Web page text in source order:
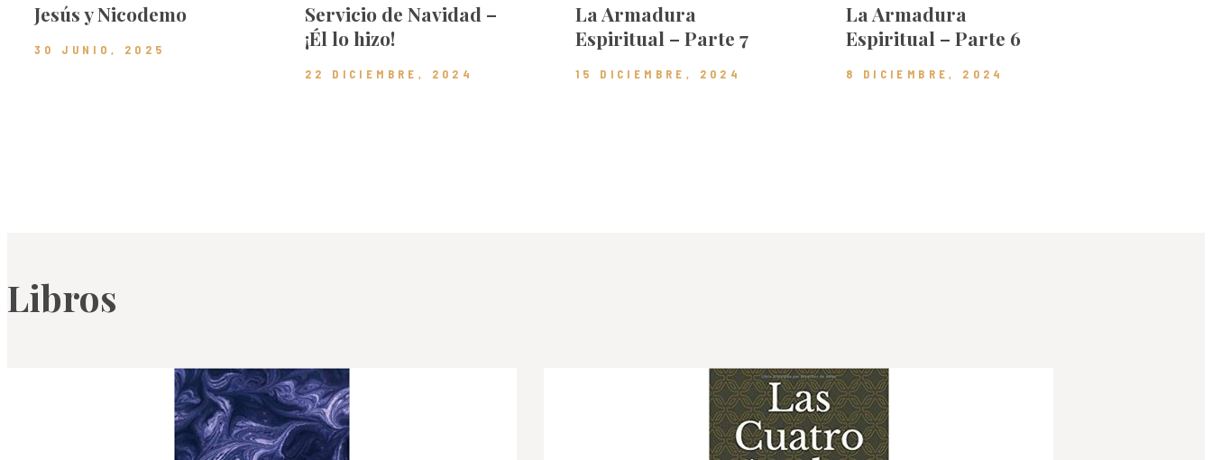
Jesús y Nicodemo
30 JUNIO, 2025
Servicio de Navidad –
¡Él lo hizo!
22 DICIEMBRE, 2024
La Armadura
Espiritual – Parte 7
15 DICIEMBRE, 2024
La Armadura
Espiritual – Parte 6
8 DICIEMBRE, 2024
Libros